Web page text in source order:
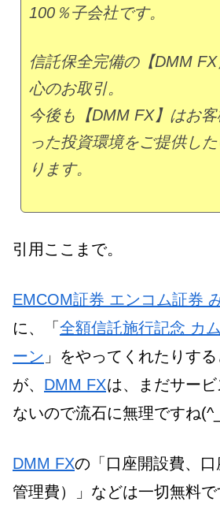
100％子会社です。
信託保全完備の【DMM
心のお取引。
今後も【DMM FX】はお
った投資環境をご提供し
ります。
引用ここまで。
EMCOM証券 エンコム証券
に、「 全額信託施行記念 カ
ーン 」をやってくれたりす
が、 DMM FXは、まだサー
ないので流石に無理ですね
DMM FXの「口座開設費、
管理費）」などは一切無料で